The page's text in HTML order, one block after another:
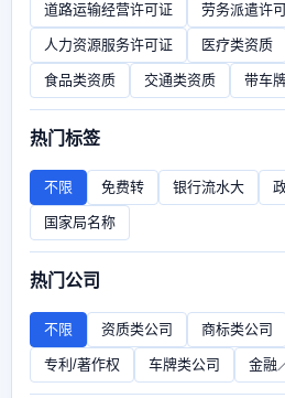
道路运输经营许可证 劳务派遣许
人力资源服务许可证 医疗类资质
食品类资质 交通类资质 带车
热门标签
不限 免费转 银行流水大
国家局名称
热门公司
不限 资质类公司 商标类公司
专利/著作权 车牌类公司 金融